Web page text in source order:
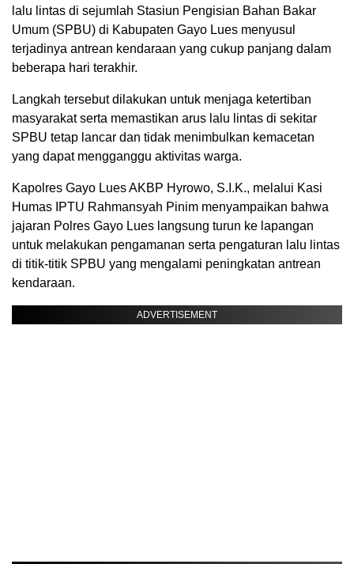
lalu lintas di sejumlah Stasiun Pengisian Bahan Bakar
Umum (SPBU) di Kabupaten Gayo Lues menyusul
terjadinya antrean kendaraan yang cukup panjang dalam
beberapa hari terakhir.
Langkah tersebut dilakukan untuk menjaga ketertiban
masyarakat serta memastikan arus lalu lintas di sekitar
SPBU tetap lancar dan tidak menimbulkan kemacetan
yang dapat mengganggu aktivitas warga.
Kapolres Gayo Lues AKBP Hyrowo, S.I.K., melalui Kasi
Humas IPTU Rahmansyah Pinim menyampaikan bahwa
jajaran Polres Gayo Lues langsung turun ke lapangan
untuk melakukan pengamanan serta pengaturan lalu lintas
di titik-titik SPBU yang mengalami peningkatan antrean
kendaraan.
ADVERTISEMENT